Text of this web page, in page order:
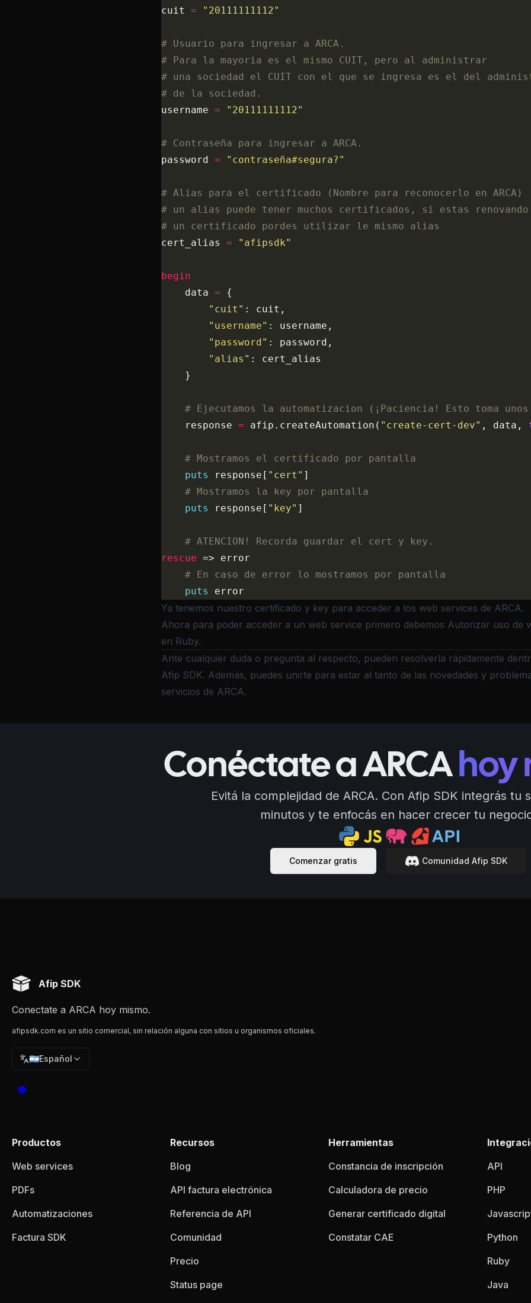
cuit = "20111111112"
# Usuario para ingresar a ARCA.
# Para la mayoria es el mismo CUIT, pero al administrar
# una sociedad el CUIT con el que se ingresa es el del
# de la sociedad.
username = "20111111112"
# Contraseña para ingresar a ARCA.
password = "contraseña#segura?"
# Alias para el certificado (Nombre para reconocerlo en ARCA)
# un alias puede tener muchos certificados, si estas renovando
# un certificado pordes utilizar le mismo alias
cert_alias = "afipsdk"
begin
    data
= {
        "cuit"
: cuit,
        "username"
: username,
        "password"
: password,
        "alias"
: cert_alias
    }
# Ejecutamos la automatizacion (¡Paciencia! Esto toma
    response
= afip.createAutomation( "create-cert-dev" , data,
    # Mostramos el certificado por pantalla
    puts
response[ "cert" ]
    # Mostramos la key por pantalla
    puts
response[ "key" ]
    # ATENCION! Recorda guardar el cert y key.
rescue => error
    # En caso de error lo mostramos por pantalla
	puts
error
Ya tenemos nuestro certificado y key para acceder a los web services de ARCA.
Ahora para poder acceder a un web service primero debemos Autorizar uso de
en Ruby.
Ante cualquier duda o pregunta al respecto, pueden resolverla rápidamente
Afip SDK. Además, puedes unirte para estar al tanto de las novedades y
servicios de ARCA.
Conéctate a ARCA hoy
Evitá la complejidad de ARCA. Con Afip SDK integrás tu
minutos y te enfocás en hacer crecer tu
Comenzar gratis Comunidad Afip SDK
Afip SDK
Conectate a ARCA hoy mismo.
afipsdk.com es un sitio comercial, sin relación alguna con sitios u organismos oficiales.
🇦🇷Español
Productos
Web services
PDFs
Automatizaciones
Factura SDK
Recursos
Blog
API factura electrónica
Referencia de API
Comunidad
Precio
Status page
Herramientas
Constancia de inscripción
Calculadora de precio
Generar certificado digital
Constatar CAE
API
PHP
Python
Ruby
Java